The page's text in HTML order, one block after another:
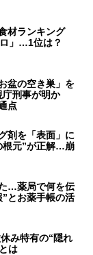
材ランキング
」…1位は？
盆の空き巣」を
刑事が明か
点
剤を「表面」に
元”が正解…崩
…薬局で何を伝
とお薬手帳の活
み特有の“隠れ
は